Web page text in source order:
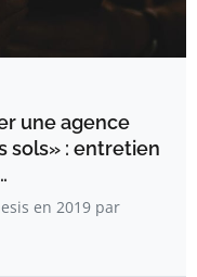
une agence
sols» : entretien
en 2019 par